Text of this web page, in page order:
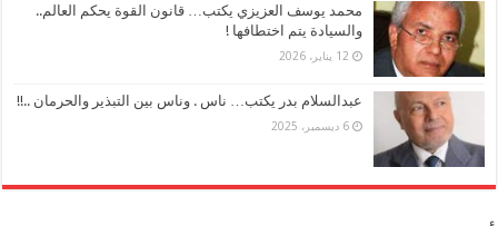
محمد يوسف العزيزي يكتب… قانون القوة يحكم العالم..
والسيادة يتم اختطافها !
12 يناير، 2026
عبدالسلام بدر يكتب… ناس . وناس بين التبذير والحرمان ..!!
6 ديسمبر، 2025